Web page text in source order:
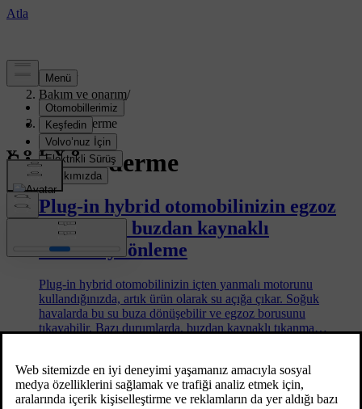
Destek
Bakım ve onarım/
Onarım/
Sorun Giderme
Sorun Giderme
Plug-in hybrid otomobilinizin egzoz
borusunda buzdan kaynaklı
tıkanmayı önleme
Plug-in hybrid otomobilinizin içten yanmalı motorunu
kullandığınızda, artık ürün olarak su açığa çıkar. Soğuk
havalarda bu su buza dönüşebilir ve egzoz borusunu
tıkayabilir. Bazı durumlarda, buzdan kaynaklı tıkanma
Volvo ID ile ilgili sorunlar